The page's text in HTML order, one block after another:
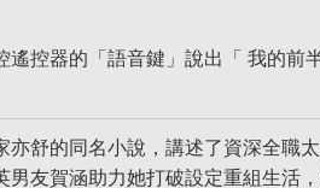
遙控器的「語音鍵」說出「 我的前
亦舒的同名小說，講述了資深全職
友賀涵助力她打破設定重組生活